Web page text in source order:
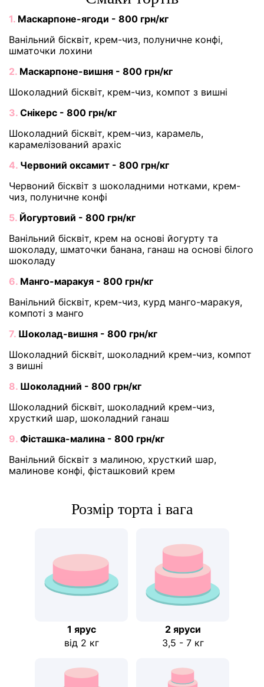
1. Маскарпоне-ягоди - 800 грн/кг
Ванільний бісквіт, крем-чиз, полуничне конфі,
шматочки лохини
2. Маскарпоне-вишня - 800 грн/кг
Шоколадний бісквіт, крем-чиз, компот з вишні
3. Снікерс - 800 грн/кг
Шоколадний бісквіт, крем-чиз, карамель,
карамелізований арахіс
4. Червоний оксамит - 800 грн/кг
Червоний бісквіт з шоколадними нотками, крем-
чиз, полуничне конфі
5. Йогуртовий - 800 грн/кг
Ванільний бісквіт, крем на основі йогурту та
шоколаду, шматочки банана, ганаш на основі білого
шоколаду
6. Манго-маракуя - 800 грн/кг
Ванільний бісквіт, крем-чиз, курд манго-маракуя,
компоті з манго
7. Шоколад-вишня - 800 грн/кг
Шоколадний бісквіт, шоколадний крем-чиз, компот
з вишні
8. Шоколадний - 800 грн/кг
Шоколадний бісквіт, шоколадний крем-чиз,
хрусткий шар, шоколадний ганаш
9. Фісташка-малина - 800 грн/кг
Ванільний бісквіт з малиною, хрусткий шар,
малинове конфі, фісташковий крем
Розмір торта і вага
1 ярус
від 2 кг
2 яруси
3,5 - 7 кг